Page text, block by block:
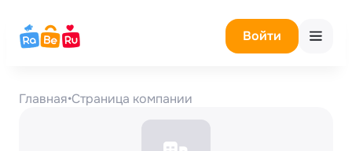
Войти
Главная•Страница компании